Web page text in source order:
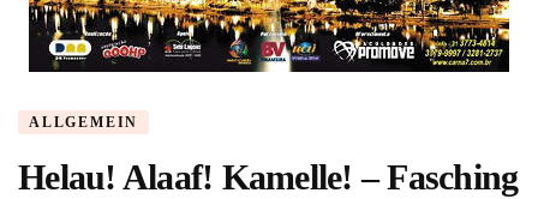
ALLGEMEIN
Helau! Alaaf! Kamelle! – Fasching